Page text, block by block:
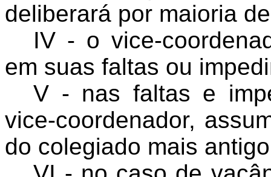
deliberará por maioria
IV - o vice-
em suas faltas ou
V - nas faltas e
vice-coordenador,
do colegiado mais